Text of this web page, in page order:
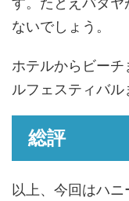
ないでしょう。
ホテルからビー
ルフェスティバル
総評
以上、今回はハ